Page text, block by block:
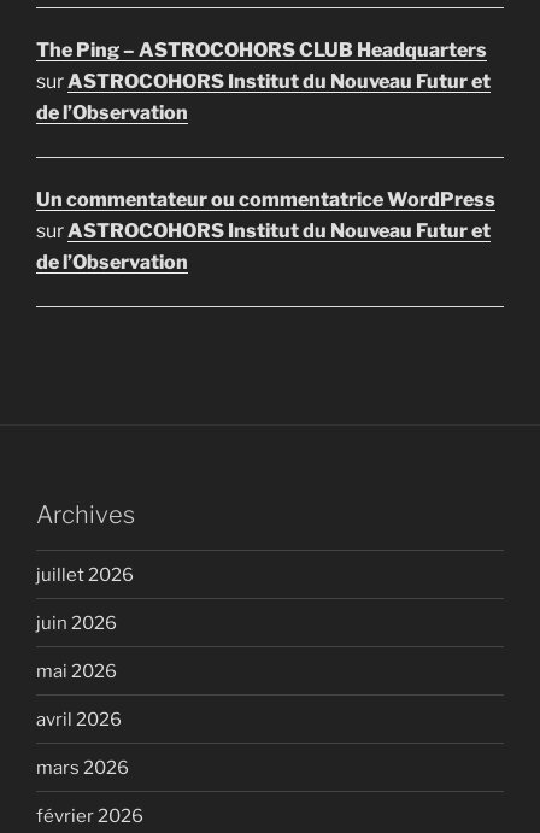
The Ping – ASTROCOHORS CLUB Headquarters
surASTROCOHORS Institut du Nouveau Futur et
de l’Observation
Un commentateur ou commentatrice WordPress
surASTROCOHORS Institut du Nouveau Futur et
de l’Observation
Archives
juillet 2026
juin 2026
mai 2026
avril 2026
mars 2026
février 2026